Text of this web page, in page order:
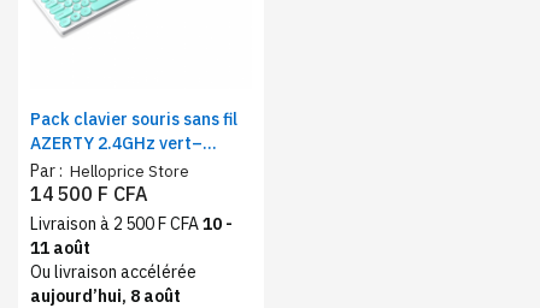
Pack clavier souris sans fil
AZERTY 2.4GHz vert–
silencieux et ergonomique
Par : Helloprice Store
14 500 F CFA
Livraison à 2 500 F CFA10 -
11 août
Ou livraison accélérée
aujourd’hui, 8 août